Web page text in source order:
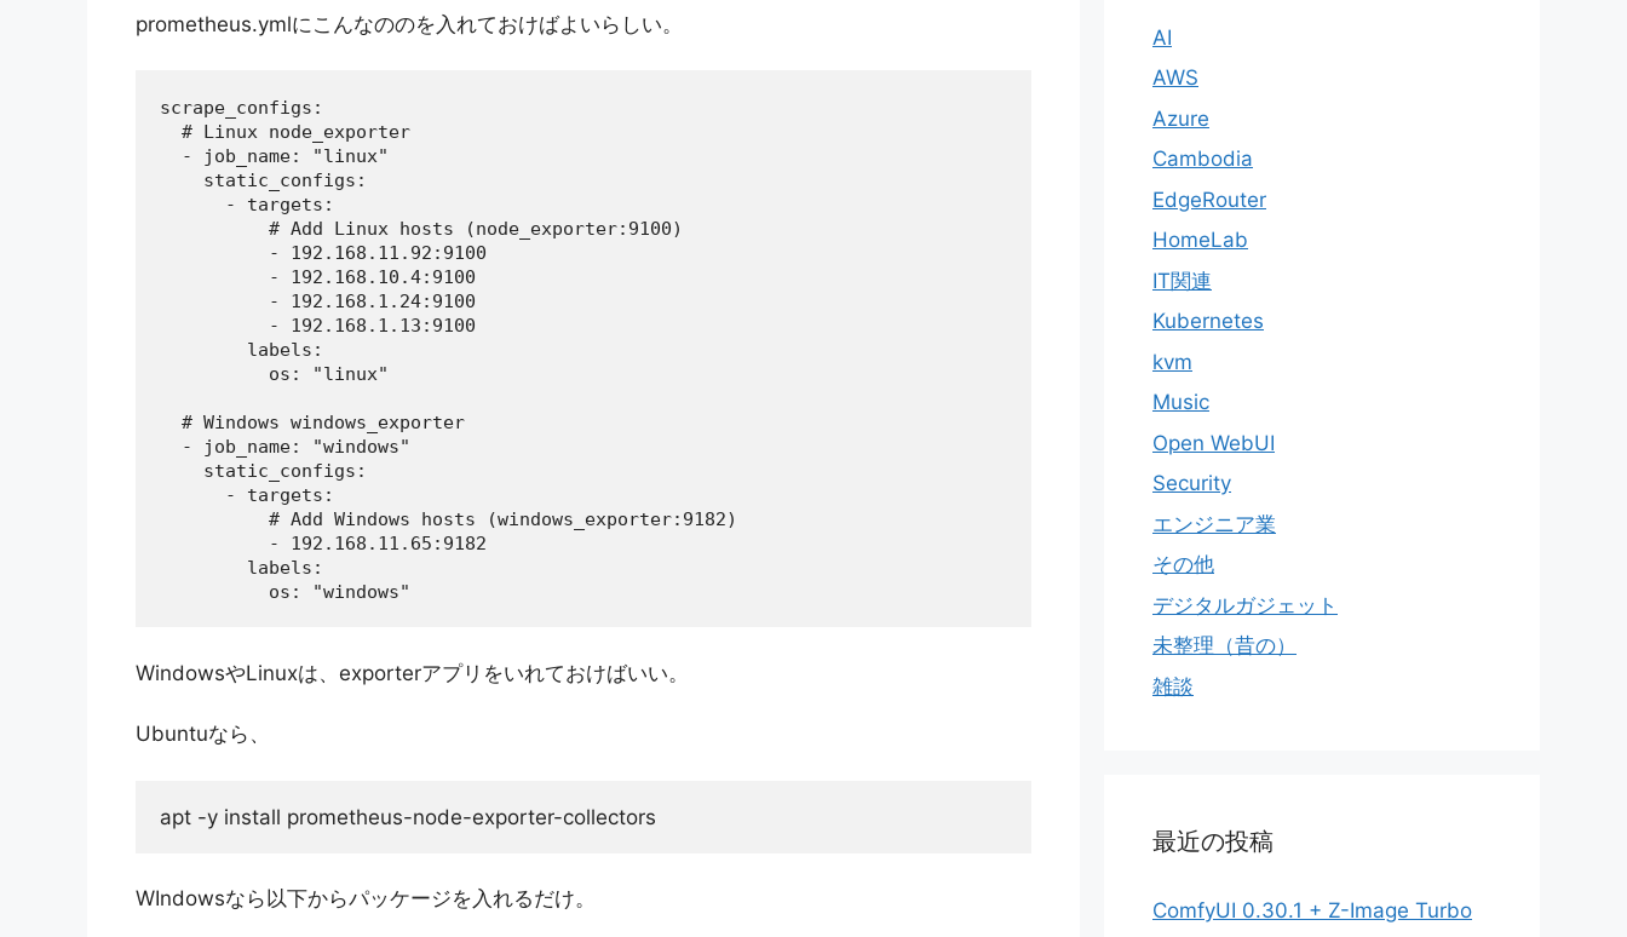
prometheus.ymlにこんなののを入れておけばよいらしい。
scrape_configs:
  # Linux node_exporter
  - job_name: "linux"
    static_configs:
      - targets:
          # Add Linux hosts (node_exporter:9100)
          - 192.168.11.92:9100
          - 192.168.10.4:9100
          - 192.168.1.24:9100
          - 192.168.1.13:9100
        labels:
          os: "linux"
  # Windows windows_exporter
  - job_name: "windows"
    static_configs:
      - targets:
          # Add Windows hosts (windows_exporter:9182)
          - 192.168.11.65:9182
        labels:
WindowsやLinuxは、exporterアプリをいれておけばいい。
Ubuntuなら、
apt -y install prometheus-node-exporter-collectors
WIndowsなら以下からパッケージを入れるだけ。
AI
AWS
Azure
Cambodia
EdgeRouter
HomeLab
IT関連
Kubernetes
kvm
Music
Open WebUI
Security
エンジニア業
その他
デジタルガジェット
未整理（昔の）
雑談
最近の投稿
ComfyUI 0.30.1 + Z-Image Turbo